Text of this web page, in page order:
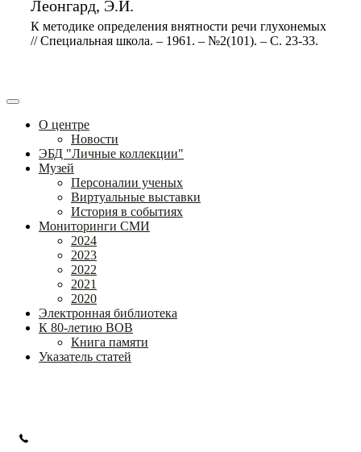
Леонгард, Э.И.
К методике определения внятности речи глухонемых
// Специальная школа. – 1961. – №2(101). – С. 23-33.
О центре
Новости
ЭБД "Личные коллекции"
Музей
Персоналии ученых
Виртуальные выставки
История в событиях
Мониторинги СМИ
2024
2023
2022
2021
2020
Электронная библиотека
К 80-летию ВОВ
Книга памяти
Указатель статей